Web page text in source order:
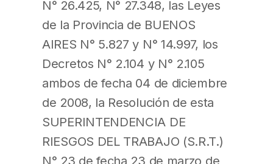
N° 26.425, N° 27.348, las Leyes
de la Provincia de BUENOS
AIRES N° 5.827 y N° 14.997, los
Decretos N° 2.104 y N° 2.105
ambos de fecha 04 de diciembre
de 2008, la Resolución de esta
SUPERINTENDENCIA DE
RIESGOS DEL TRABAJO (S.R.T.)
N° 23 de fecha 23 de marzo de